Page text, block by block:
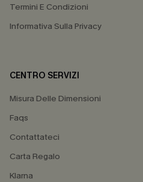
Termini E Condizioni
Informativa Sulla Privacy
CENTRO SERVIZI
Misura Delle Dimensioni
Faqs
Contattateci
Carta Regalo
Klarna